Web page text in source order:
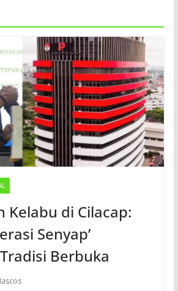
Kelabu di Cilacap:
Senyap’
Berbuka